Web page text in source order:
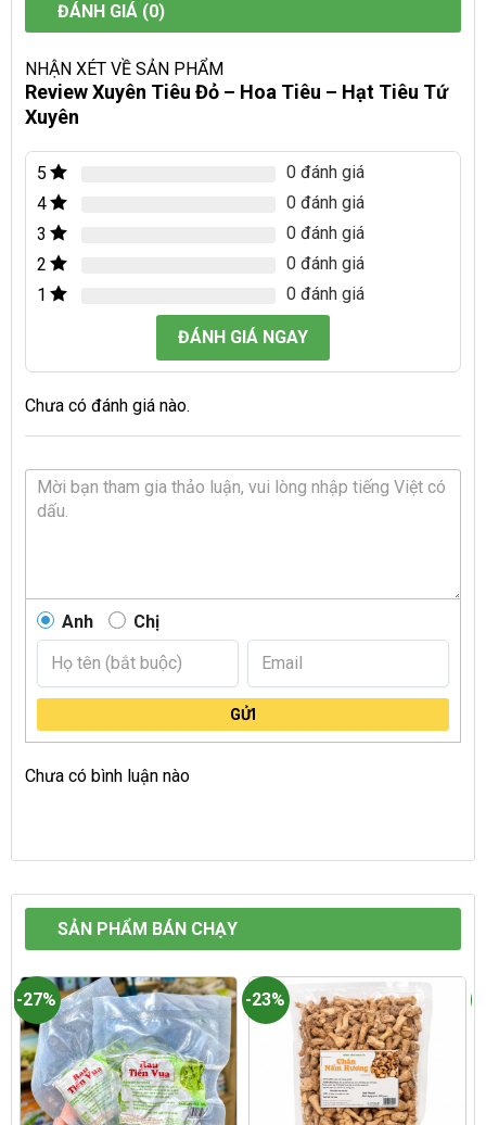
ĐÁNH GIÁ (0)
NHẬN XÉT VỀ SẢN PHẨM
Review Xuyên Tiêu Đỏ – Hoa Tiêu – Hạt Tiêu Tứ
Xuyên
5
0 đánh giá
4
0 đánh giá
3
0 đánh giá
2
0 đánh giá
1
0 đánh giá
ĐÁNH GIÁ NGAY
Chưa có đánh giá nào.
Anh Chị
GỬI
Chưa có bình luận nào
SẢN PHẨM BÁN CHẠY
-27% -23%